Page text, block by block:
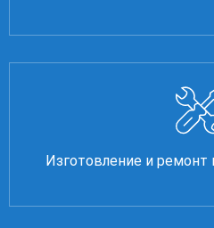
Изготовление и ремонт